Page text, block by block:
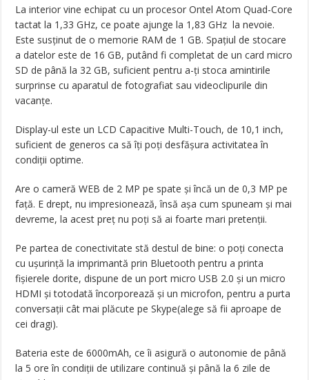
La interior vine echipat cu un procesor Ontel Atom Quad-Core
tactat la 1,33 GHz, ce poate ajunge la 1,83 GHz la nevoie.
Este susținut de o memorie RAM de 1 GB. Spațiul de stocare
a datelor este de 16 GB, putând fi completat de un card micro
SD de până la 32 GB, suficient pentru a-ți stoca amintirile
surprinse cu aparatul de fotografiat sau videoclipurile din
vacanțe.
Display-ul este un LCD Capacitive Multi-Touch, de 10,1 inch,
suficient de generos ca să îți poți desfășura activitatea în
condiții optime.
Are o cameră WEB de 2 MP pe spate și încă un de 0,3 MP pe
față. E drept, nu impresionează, însă așa cum spuneam și mai
devreme, la acest preț nu poți să ai foarte mari pretenții.
Pe partea de conectivitate stă destul de bine: o poți conecta
cu ușurință la imprimantă prin Bluetooth pentru a printa
fișierele dorite, dispune de un port micro USB 2.0 și un micro
HDMI și totodată încorporează și un microfon, pentru a purta
conversații cât mai plăcute pe Skype(alege să fii aproape de
cei dragi).
Bateria este de 6000mAh, ce îi asigură o autonomie de până
la 5 ore în condiții de utilizare continuă și până la 6 zile de